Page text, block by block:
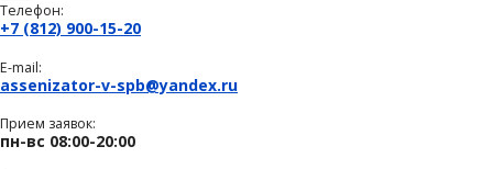
Телефон:
+7 (812) 900-15-20
E-mail:
assenizator-v-spb@yandex.ru
Прием заявок:
пн-вс 08:00-20:00